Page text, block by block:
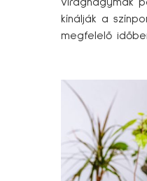
kínálják a
megfelelő